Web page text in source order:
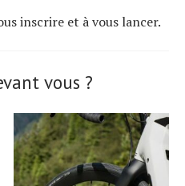
inscrire et à vous lancer.
vous ?